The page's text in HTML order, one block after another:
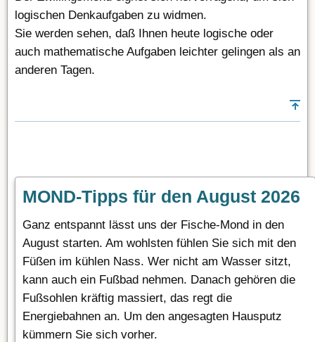
logischen Denkaufgaben zu widmen.
Sie werden sehen, daß Ihnen heute logische oder
auch mathematische Aufgaben leichter gelingen als an
anderen Tagen.
MOND-Tipps für den August 2026
Ganz entspannt lässt uns der Fische-Mond in den
August starten. Am wohlsten fühlen Sie sich mit den
Füßen im kühlen Nass. Wer nicht am Wasser sitzt,
kann auch ein Fußbad nehmen. Danach gehören die
Fußsohlen kräftig massiert, das regt die
Energiebahnen an. Um den angesagten Hausputz
kümmern Sie sich vorher.